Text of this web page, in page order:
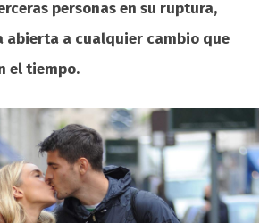
personas en su ruptura,
abierta a cualquier cambio que
el tiempo.